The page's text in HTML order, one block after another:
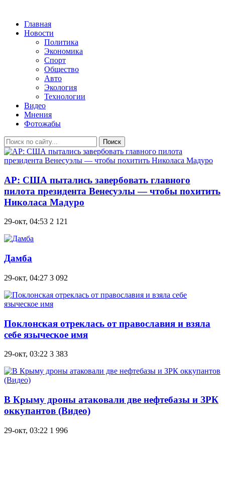
Главная
Новости
Политика
Экономика
Спорт
Общество
Авто
Экология
Технологии
Видео
Мнения
Фотожабы
Поиск
AP: США пытались завербовать главного
пилота президента Венесуэлы — чтобы похитить
Николаса Мадуро
29-окт, 04:53 2 121
Дамба
29-окт, 04:27 3 092
Поклонская отреклась от православия и взяла
себе языческое имя
29-окт, 03:22 3 383
В Крыму дроны атаковали две нефтебазы и ЗРК
оккупантов (Видео)
29-окт, 03:22 1 996